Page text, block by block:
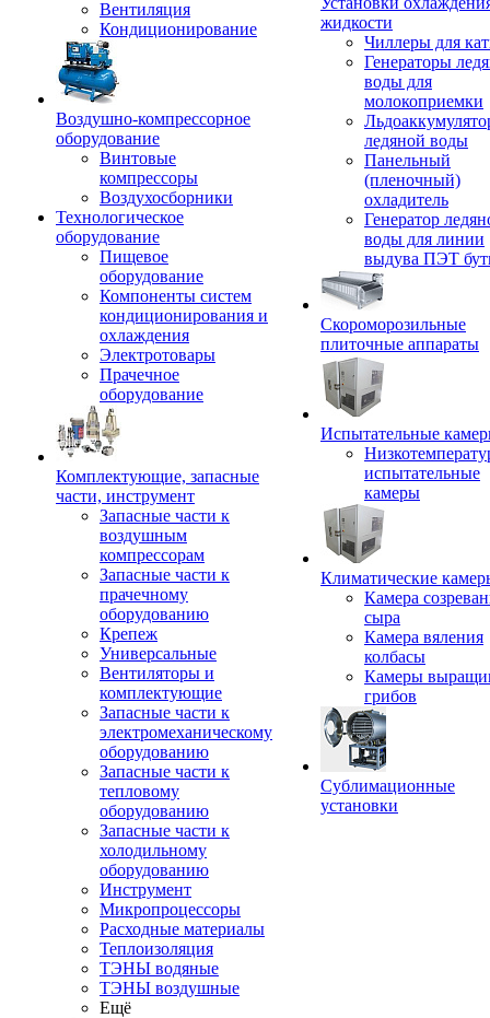
Вентиляция
Кондиционирование
Воздушно-компрессорное
оборудование
Винтовые
компрессоры
Воздухосборники
Технологическое
оборудование
Пищевое
оборудование
Компоненты систем
кондиционирования и
охлаждения
Электротовары
Прачечное
оборудование
Комплектующие, запасные
части, инструмент
Запасные части к
воздушным
компрессорам
Запасные части к
прачечному
оборудованию
Крепеж
Универсальные
Вентиляторы и
комплектующие
Запасные части к
электромеханическому
оборудованию
Запасные части к
тепловому
оборудованию
Запасные части к
холодильному
оборудованию
Инструмент
Микропроцессоры
Расходные материалы
Теплоизоляция
ТЭНЫ водяные
ТЭНЫ воздушные
Ещё
жидкости
Чиллеры для
Генераторы
воды для
молокоприемки
ледяной воды
Панельный
(пленочный)
охладитель
Генератор
воды для линии
выдува ПЭТ
Скороморозильные
плиточные аппараты
Испытательные
испытательные
камеры
Климатические
Камера
сыра
Камера вяления
колбасы
Камеры
грибов
Сублимационные
установки